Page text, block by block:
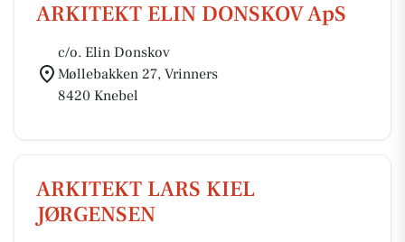
ARKITEKT ELIN DONSKOV ApS
c/o. Elin Donskov
Møllebakken 27, Vrinners
8420 Knebel
ARKITEKT LARS KIEL
JØRGENSEN